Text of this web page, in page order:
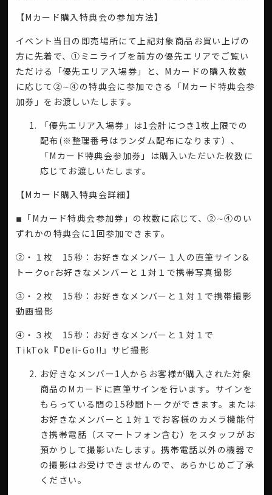
【Mカード購入特典会の参加方法】
イベント当日の即売場所にて上記対象商品お買い上げの
方に先着で、①ミニライブを前方の優先エリアでご覧い
ただける「優先エリア入場券」と、Mカードの購入枚数
に応じて②∼④の特典会に参加できる「Mカード特典会参
加券」をお渡しいたします。
「優先エリア入場券」は1会計につき1枚上限での
配布(※整理番号はランダム配布になります）、
「Mカード特典会参加券」は購入いただいた枚数に
応じてお渡しいたします。
【Mカード購入特典会詳細】
◾︎「Mカード特典会参加券」の枚数に応じて、②∼④のい
ずれかの特典会に1回参加できます。
②・１枚 15秒：お好きなメンバー１人の直筆サイン&
トークorお好きなメンバーと１対１で携帯写真撮影
③・２枚 15秒：お好きなメンバーと１対１で携帯撮影
動画撮影
④・３枚 15秒：お好きなメンバーと１対１で
TikTok『Deli-Go!!』サビ撮影
お好きなメンバー1人からお客様が購入された対象
商品のMカードに直筆サインを行います。サインを
もらっている間の15秒間トークができます。または
お好きなメンバーと１対１でお客様のカメラ機能付
き携帯電話（スマートフォン含む）をスタッフがお
預かりして撮影いたします。携帯電話以外の機器で
の撮影はお受けできませんので、あらかじめご了承
ください。